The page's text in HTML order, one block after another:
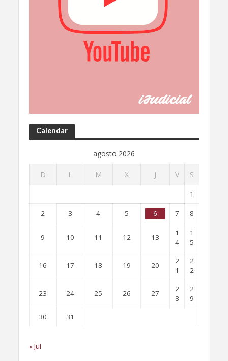
Calendar
agosto 2026
D L M X J V S
1
2 3 4 5 6 7 8
9 10 11 12 13
1
4
1
5
16 17 18 19 20
2
1
2
2
23 24 25 26 27
2
8
2
9
30
31
« Jul